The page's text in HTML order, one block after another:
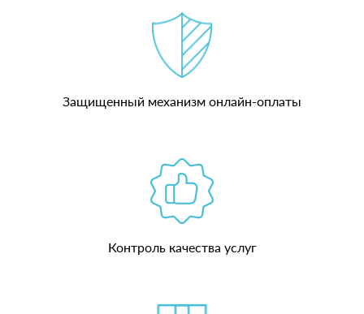
Защищенный механизм онлайн-оплаты
Контроль качества услуг